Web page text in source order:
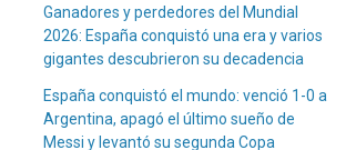
Ganadores y perdedores del Mundial
2026: España conquistó una era y varios
gigantes descubrieron su decadencia
España conquistó el mundo: venció 1-0 a
Argentina, apagó el último sueño de
Messi y levantó su segunda Copa